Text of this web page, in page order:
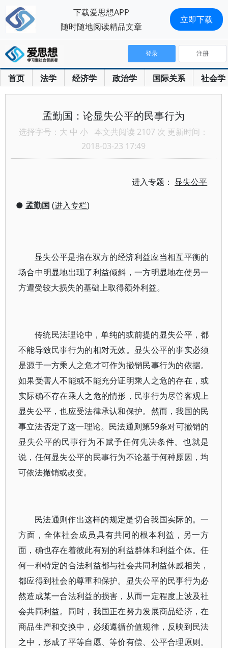
首页 法学 经济学 政治学 国际关系 社会学
登录 注册
孟勤国：论显失公平的民事行为
选择字号： 大 中 小 本文共阅读 2107 次 更新时间：
2018-03-23 17:49
进入专题： 显失公平
● 孟勤国 (进入专栏)
显失公平是指在双方的经济利益应当相互平衡的
场合中明显地出现了利益倾斜，一方明显地在使另一
方遭受较大损失的基础上取得额外利益。
传统民法理论中，单纯的或前提的显失公平，都
不能导致民事行为的相对无效。显失公平的事实必须
是源于一方乘人之危才可作为撤销民事行为的依据。
如果受害人不能或不能充分证明乘人之危的存在，或
实际确不存在乘人之危的情形，民事行为尽管客观上
显失公平，也应受法律承认和保护。然而，我国的民
事立法否定了这一理论。民法通则第59条对可撤销的
显失公平的民事行为不赋予任何先决条件。也就是
说，任何显失公平的民事行为不论基于何种原因，均
可依法撤销或改变。
民法通则作出这样的规定是切合我国实际的。一
方面，全体社会成员具有共同的根本利益，另一方
面，确也存在着彼此有别的利益群体和利益个体。任
何一种特定的合法利益都与社会共同利益休戚相关，
都应得到社会的尊重和保护。显失公平的民事行为必
然造成某一合法利益的损害，从而一定程度上波及社
会共同利益。同时，我国正在努力发展商品经济，在
商品生产和交换中，必须遵循价值规律，反映到民法
之中，形成了平等自愿、等价有偿、公平合理原则。
下载爱思想APP
随时随地阅读精品文章
立即下载